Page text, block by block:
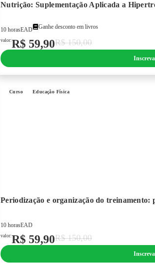
Nutrição: Suplementação Aplicada a
10 horasEAD Ganhe desconto em livros
valor:R$ 59,90R$150,00
Curso Educação Física
Periodização e organização do
10 horasEAD
valor:R$ 59,90R$150,00